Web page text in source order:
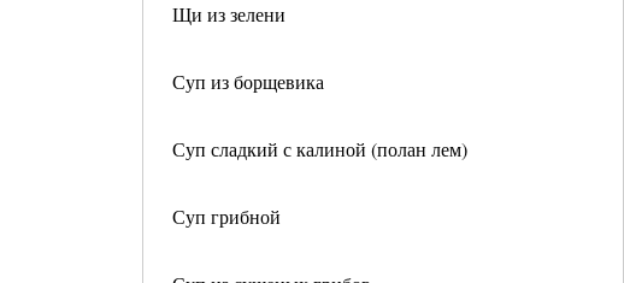
Щи из зелени
Суп из борщевика
Суп сладкий с калиной (полан лем)
Суп грибной